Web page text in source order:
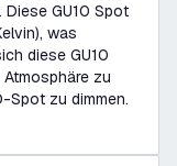
Diese GU10 Spot
was
diese GU10
zu
Spot zu dimmen.